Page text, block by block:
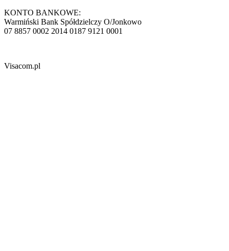
KONTO BANKOWE:
Warmiński Bank Spółdzielczy O/Jonkowo
07 8857 0002 2014 0187 9121 0001
Visacom.pl